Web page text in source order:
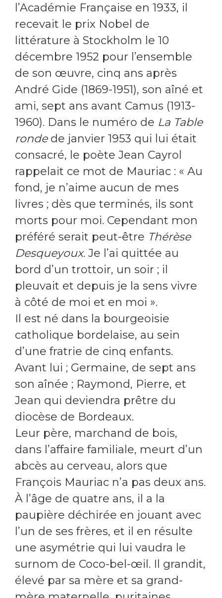
l’Académie Française en 1933, il
recevait le prix Nobel de
littérature à Stockholm le 10
décembre 1952 pour l’ensemble
de son œuvre, cinq ans après
André Gide (1869-1951), son aîné et
ami, sept ans avant Camus (1913-
1960). Dans le numéro de La Table
rondede janvier 1953 qui lui était
consacré, le poète Jean Cayrol
rappelait ce mot de Mauriac : « Au
fond, je n’aime aucun de mes
livres ; dès que terminés, ils sont
morts pour moi. Cependant mon
préféré serait peut-être Thérèse
Desqueyoux. Je l’ai quittée au
bord d’un trottoir, un soir ; il
pleuvait et depuis je la sens vivre
à côté de moi et en moi ».
Il est né dans la bourgeoisie
catholique bordelaise, au sein
d’une fratrie de cinq enfants.
Avant lui ; Germaine, de sept ans
son aînée ; Raymond, Pierre, et
Jean qui deviendra prêtre du
diocèse de Bordeaux.
Leur père, marchand de bois,
dans l’affaire familiale, meurt d’un
abcès au cerveau, alors que
François Mauriac n’a pas deux ans.
À l’âge de quatre ans, il a la
paupière déchirée en jouant avec
l’un de ses frères, et il en résulte
une asymétrie qui lui vaudra le
surnom de Coco-bel-œil. Il grandit,
élevé par sa mère et sa grand-